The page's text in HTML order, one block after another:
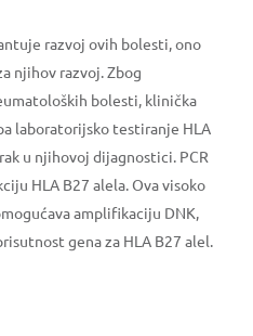
razvoj ovih bolesti, ono
njihov razvoj. Zbog
bolesti, klinička
laboratorijsko testiranje HLA
u njihovoj dijagnostici. PCR
HLA B27 alela. Ova visoko
amplifikaciju DNK,
gena za HLA B27 alel.